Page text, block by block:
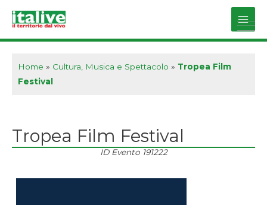
Main
Home » Cultura, Musica e Spettacolo » Tropea Film
Festival
Tropea Film Festival
ID Evento 191222